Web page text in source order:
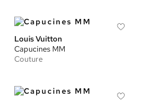
Louis Vuitton
Capucines MM
Couture